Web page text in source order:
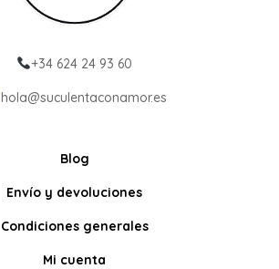
+34 624 24 93 60
hola@suculentaconamor.es
Blog
Envío y devoluciones
Condiciones generales
Mi cuenta